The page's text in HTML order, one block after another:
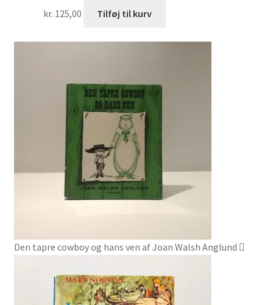
kr. 125,00 Tilføj til kurv
Den tapre cowboy og hans ven af Joan Walsh Anglund